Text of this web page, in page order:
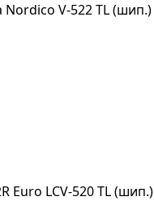
Nordico V-522 TL (шип.)
Euro LCV-520 TL (шип.)